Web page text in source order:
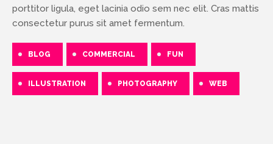
porttitor ligula, eget lacinia odio sem nec elit. Cras mattis
consectetur purus sit amet fermentum.
BLOG COMMERCIAL FUN
ILLUSTRATION PHOTOGRAPHY WEB